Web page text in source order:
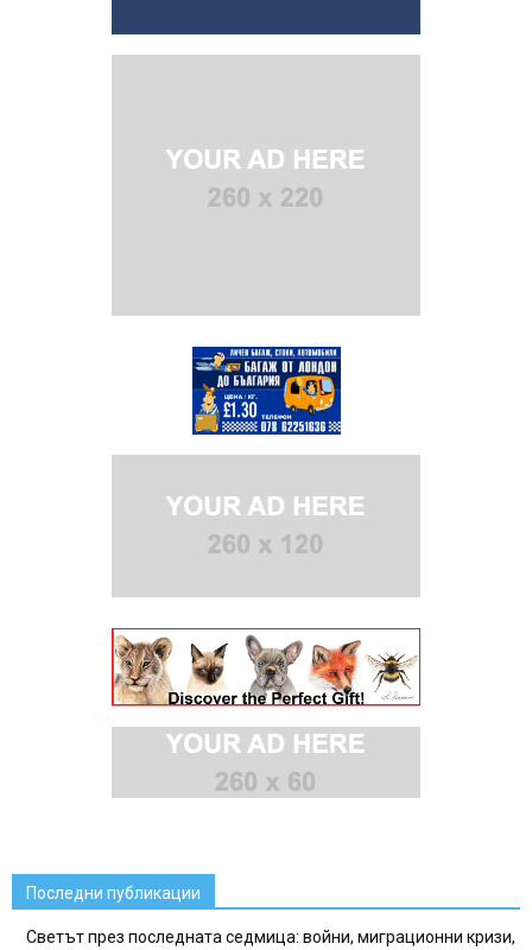
Последни публикации
Светът през последната седмица: войни, миграционни кризи,